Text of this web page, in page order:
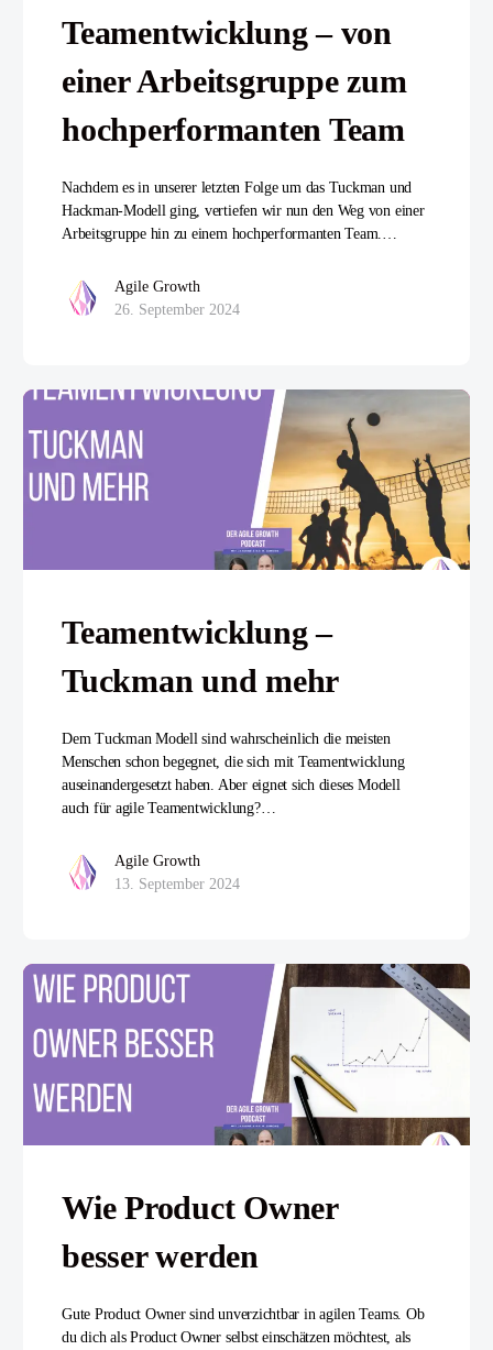
Teamentwicklung – von
einer Arbeitsgruppe zum
hochperformanten Team
Nachdem es in unserer letzten Folge um das Tuckman und
Hackman-Modell ging, vertiefen wir nun den Weg von einer
Arbeitsgruppe hin zu einem hochperformanten Team.…
Agile Growth
26. September 2024
Teamentwicklung –
Tuckman und mehr
Dem Tuckman Modell sind wahrscheinlich die meisten
Menschen schon begegnet, die sich mit Teamentwicklung
auseinandergesetzt haben. Aber eignet sich dieses Modell
auch für agile Teamentwicklung?…
Agile Growth
13. September 2024
Wie Product Owner
besser werden
Gute Product Owner sind unverzichtbar in agilen Teams. Ob
du dich als Product Owner selbst einschätzen möchtest, als